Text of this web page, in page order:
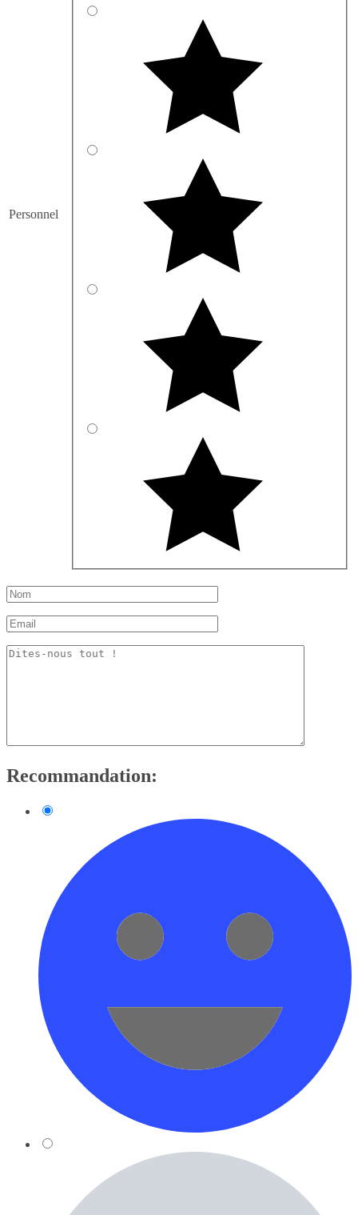
Personnel
Recommandation: